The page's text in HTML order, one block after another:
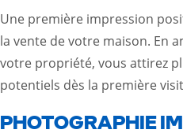
Une première impression
la vente de votre maison. En
votre propriété, vous attirez
potentiels dès la première
PHOTOGRAPHIE